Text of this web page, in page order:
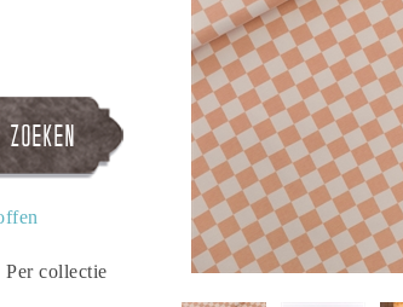
Per collectie